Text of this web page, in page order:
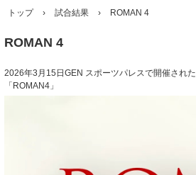
トップ › 試合結果 › ROMAN 4
ROMAN 4
2026年3月15日GEN スポーツパレスで開催された
「ROMAN4」